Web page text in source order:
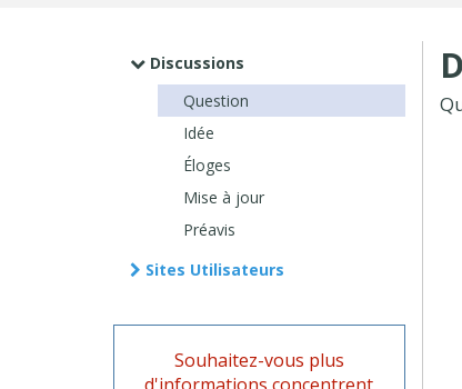
Discussions
Question
Idée
Éloges
Mise à jour
Préavis
Sites Utilisateurs
Souhaitez-vous plus